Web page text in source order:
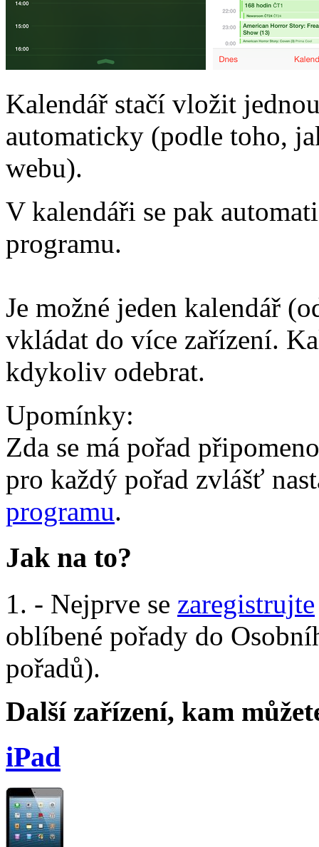
Kalendář stačí vložit
automaticky (podle toho,
webu).
V kalendáři se pak
programu.
Je možné jeden kalendář
vkládat do více zařízení.
kdykoliv odebrat.
Upomínky:
Zda se má pořad
pro každý pořad zvlášť
programu.
Jak na to?
1. - Nejprve se zaregistrujte
oblíbené pořady do
pořadů).
Další zařízení, kam
iPad